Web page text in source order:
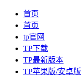
首页
首页
tp官网
TP下载
TP最新版本
TP苹果版/安卓版